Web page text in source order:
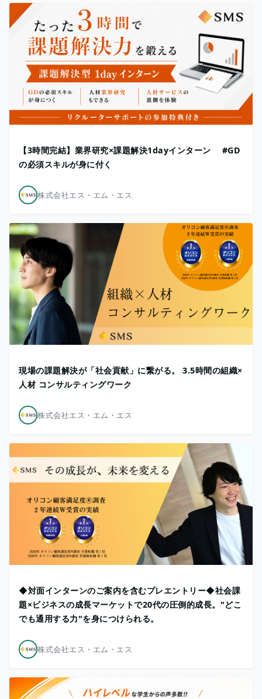
【3時間完結】業界研究×課題解決1dayインターン #GD
の必須スキルが身に付く
株式会社エス・エム・エス
現場の課題解決が「社会貢献」に繋がる。 3.5時間の組織×
人材 コンサルティングワーク
株式会社エス・エム・エス
◆対面インターンのご案内を含むプレエントリー◆社会課
題×ビジネスの成長マーケットで20代の圧倒的成長。"どこ
でも通用する力"を身につけられる。
株式会社エス・エム・エス